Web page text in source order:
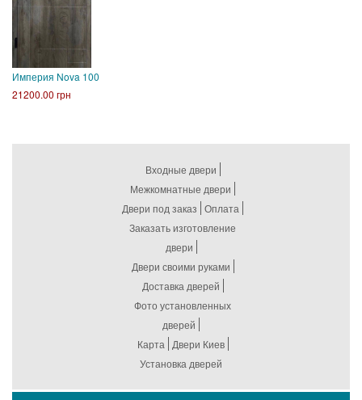
Империя Nova 100
21200.00 грн
Входные двери
Межкомнатные двери
Двери под заказ Оплата
Заказать изготовление
двери
Двери своими руками
Доставка дверей
Фото установленных
дверей
Карта
Двери Киев
Установка дверей